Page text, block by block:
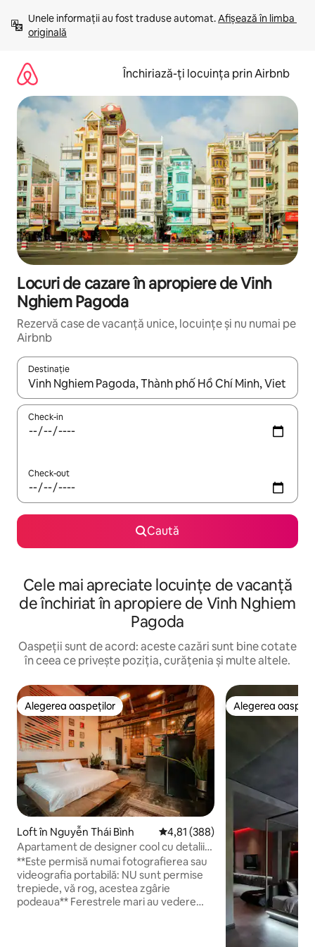
mergi
conținut
Unele informații au fost traduse automat. Afișează în limba
originală
Închiriază-ți locuința prin Airbnb
Locuri de cazare în apropiere de Vinh
Nghiem Pagoda
Rezervă case de vacanță unice, locuințe și nu numai pe
Airbnb
Destinație
Când se încarcă rezultatele, navighează folosind tastele
Check-in
Check-out
Caută
Cele mai apreciate locuințe de vacanță
de închiriat în apropiere de Vinh Nghiem
Pagoda
Oaspeții sunt de acord: aceste cazări sunt bine cotate
în ceea ce privește poziția, curățenia și multe altele.
Alegerea oaspeților
Alegerea oaspeților
Loft în Nguyễn Thái Bình Scor mediu de 4,81 din 5, 388
4,81 (388)
Apartament de designer cool cu detalii
retro uimitoare
**Este permisă numai fotografierea sau
videografia portabilă: NU sunt permise
trepiede, vă rog, acestea zgârie
podeaua** Ferestrele mari au vedere
Alegerea
Alegerea